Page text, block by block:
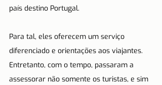
país destino Portugal.
Para tal, eles oferecem um serviço
diferenciado e orientações aos viajantes.
Entretanto, com o tempo, passaram a
assessorar não somente os turistas, e sim